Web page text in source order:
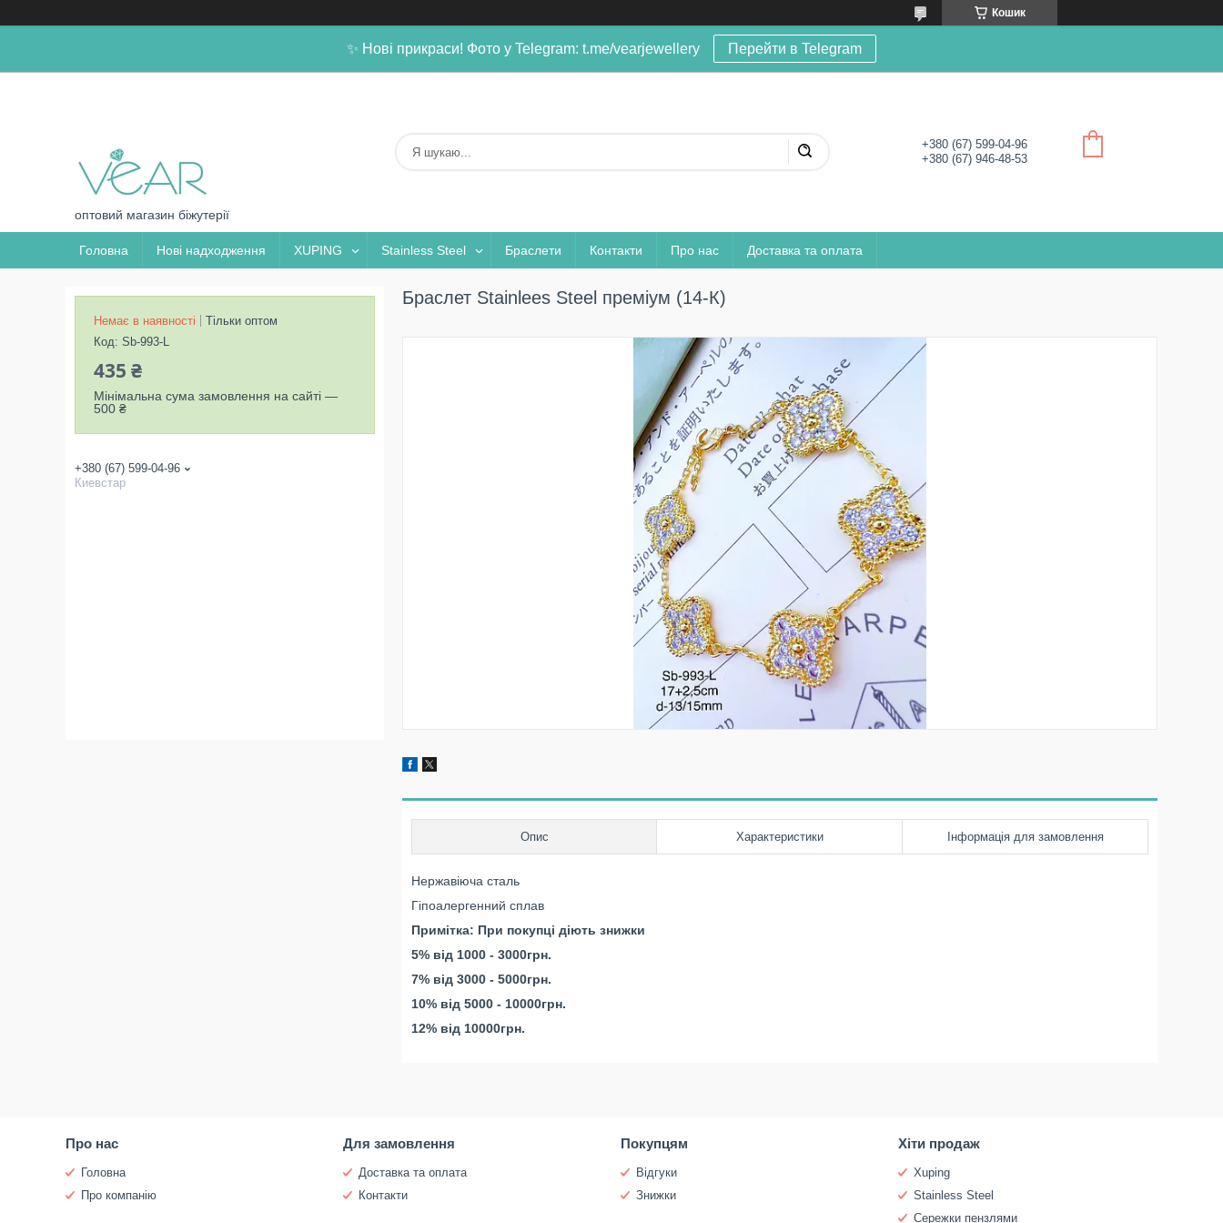
Кошик
✨ Нові прикраси! Фото у Telegram: t.me/vearjewellery Перейти в Telegram
оптовий магазин біжутерії
+380 (67) 599-04-96
+380 (67) 946-48-53
Головна Нові надходження XUPING Stainless Steel Браслети Контакти Про нас Доставка та оплата
Браслет Stainlees Steel преміум (14-К)
Опис Характеристики Інформація для замовлення
Нержавіюча сталь
Гіпоалергенний сплав
Примітка: При покупці діють знижки
5% від 1000 - 3000грн.
7% від 3000 - 5000грн.
10% від 5000 - 10000грн.
12% від 10000грн.
Немає в наявності
Тільки оптом
Код: Sb-993-L
435 ₴
Мінімальна сума замовлення на сайті —
500 ₴
+380 (67) 599-04-96
Киевстар
Про нас
Головна
Про компанію
Для замовлення
Доставка та оплата
Контакти
Покупцям
Відгуки
Знижки
Хіти продаж
Xuping
Stainless Steel
Сережки пензлями